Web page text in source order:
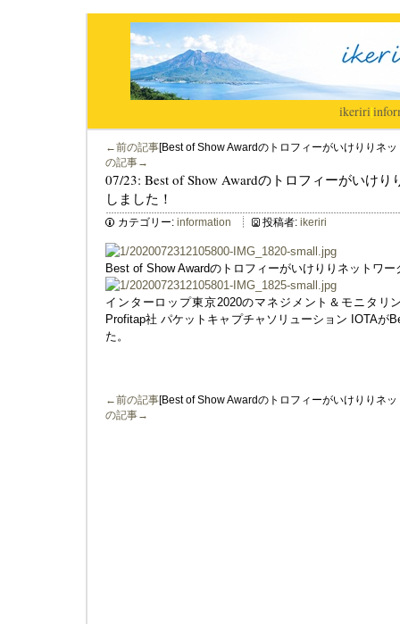
ikeriri|
←前の記事[Best of Show Awardのトロフィーがいけりりネ
の記事→
07/23: Best of Show Awardのトロフィーがいけ
しました！
カテゴリー: information 投稿者: ikeriri
Best of Show Awardのトロフィーがいけりりネットワ
インターロップ東京2020のマネジメント＆モニタリ
Profitap社 パケットキャプチャソリューション IOTAが
た。
←前の記事[Best of Show Awardのトロフィーがいけりりネ
の記事→